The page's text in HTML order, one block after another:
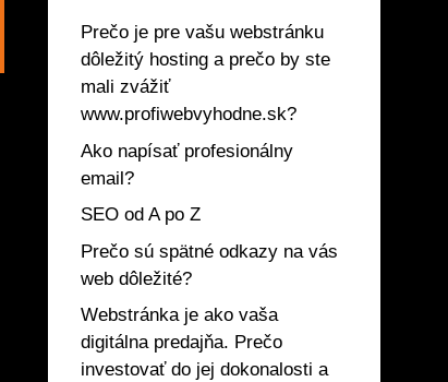
Prečo je pre vašu webstránku
dôležitý hosting a prečo by ste
mali zvážiť
www.profiwebvyhodne.sk?
Ako napísať profesionálny
email?
SEO od A po Z
Prečo sú spätné odkazy na vás
web dôležité?
Webstránka je ako vaša
digitálna predajňa. Prečo
investovať do jej dokonalosti a